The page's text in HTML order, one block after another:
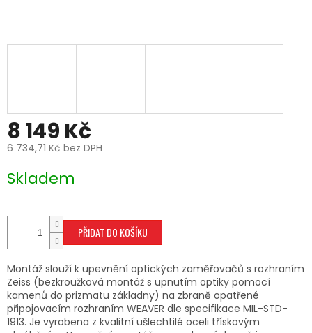
8 149 Kč
6 734,71 Kč bez DPH
cena:
Skladem
PŘIDAT DO KOŠÍKU
Montáž slouží k upevnění optických zaměřovačů s rozhraním
Zeiss (bezkroužková montáž s upnutím optiky pomocí
kamenů do prizmatu základny) na zbraně opatřené
připojovacím rozhraním WEAVER dle specifikace MIL-STD-
1913. Je vyrobena z kvalitní ušlechtilé oceli třískovým